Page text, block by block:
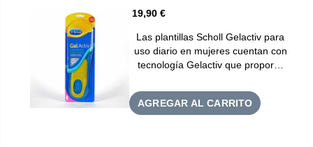
19,90 €
Las plantillas Scholl Gelactiv para
uso diario en mujeres cuentan con
tecnología Gelactiv que propor…
AGREGAR AL CARRITO